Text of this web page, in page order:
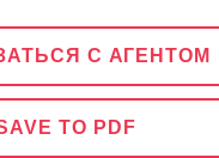
С АГЕНТОМ
TO PDF